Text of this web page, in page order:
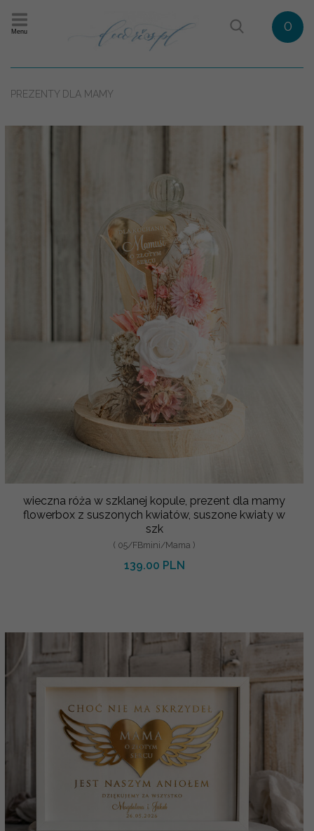
Menu 0
PREZENTY DLA MAMY
wieczna róża w szklanej kopule, prezent dla mamy
flowerbox z suszonych kwiatów, suszone kwiaty w
szk
( 05/FBmini/Mama )
139.00 PLN